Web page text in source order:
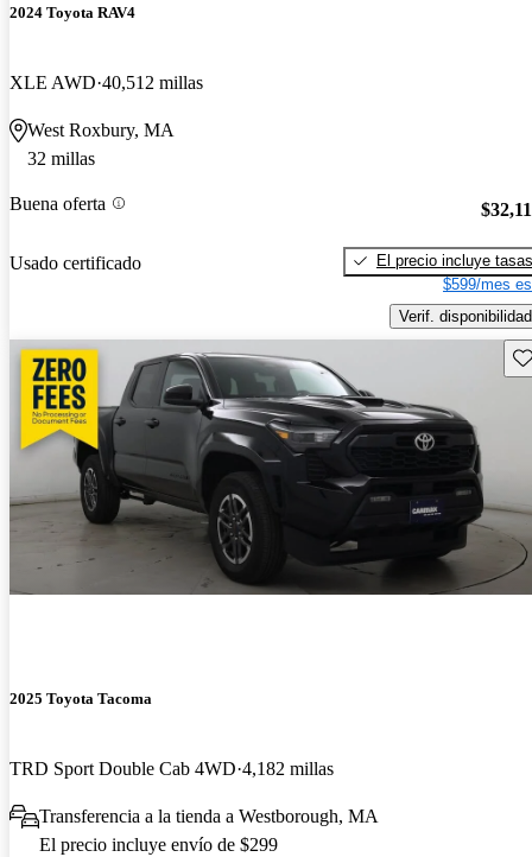
2024 Toyota RAV4
XLE AWD 40,512 millas
West Roxbury, MA
32 millas
Buena oferta
Usado certificado
El precio incluye tasas
$599/mes
Verif. disponibilidad
2025 Toyota Tacoma
TRD Sport Double Cab 4WD 4,182 millas
Transferencia a la tienda a Westborough, MA
El precio incluye envío de $299